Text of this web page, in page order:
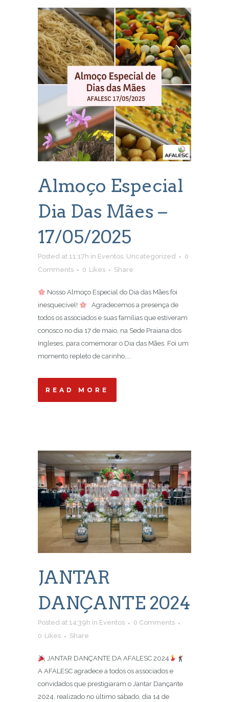
Almoço Especial
Dia Das Mães –
17/05/2025
Posted at 11:17h in Eventos, Uncategorized
0
Comments
0 Likes Share
Nosso Almoço Especial do Dia das Mães foi
inesquecível!
Agradecemos a presença de
todos os associados e suas famílias que estiveram
conosco no dia 17 de maio, na Sede Praiana dos
Ingleses, para comemorar o Dia das Mães. Foi um
momento repleto de carinho,...
READ MORE
JANTAR
DANÇANTE 2024
Posted at 14:39h in Eventos
0 Comments
0 Likes Share
JANTAR DANÇANTE DA AFALESC 2024
A AFALESC agradece a todos os associados e
convidados que prestigiaram o Jantar Dançante
2024, realizado no último sábado, dia 14 de